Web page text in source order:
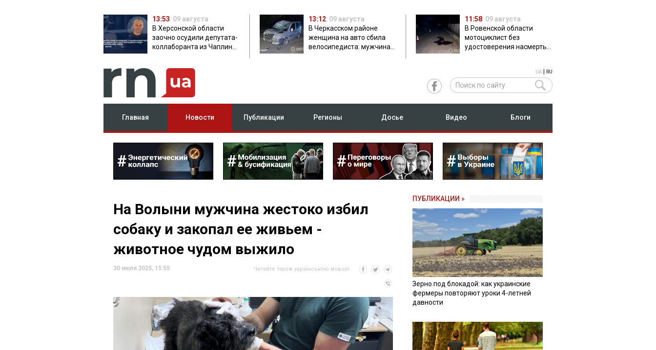
13:53 09 августа
В Херсонской области
заочно осудили депутата-
коллаборанта из Чаплинки
13:12 09 августа
В Черкасском районе
женщина на авто сбила
велосипедиста: мужчина
11:58 09 августа
В Ровенской области
мотоциклист без
удостоверения насмерть
UA RU
Главная Новости Публикации Регионы Досье Видео Блоги
На Волыни мужчина жестоко избил
собаку и закопал ее живьем -
животное чудом выжило
30 июля 2025, 15:55 Читайте також українською мовою
ПУБЛИКАЦИИ »
Зерно под блокадой: как украинские
фермеры повторяют уроки 4-летней
давности